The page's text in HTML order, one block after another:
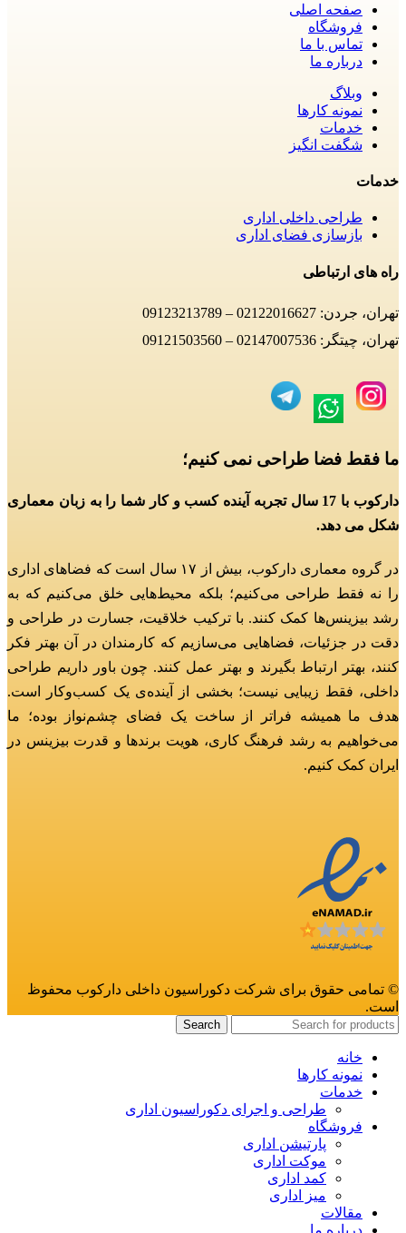
صفحه اصلی
فروشگاه
تماس با ما
درباره ما
وبلاگ
نمونه کارها
خدمات
شگفت انگیز
خدمات
طراحی داخلی اداری
بازسازی فضای اداری
راه های ارتباطی
تهران، جردن: 02122016627 – 09123213789
تهران، چیتگر: 02147007536 – 09121503560
ما فقط فضا طراحی نمی کنیم؛
دارکوب با 17 سال تجربه آینده کسب و کار شما را به زبان معماری
شکل می دهد.
در گروه معماری دارکوب، بیش از ۱۷ سال است که فضاهای اداری
را نه فقط طراحی می‌کنیم؛ بلکه محیط‌هایی خلق می‌کنیم که به
رشد بیزینس‌ها کمک کنند. با ترکیب خلاقیت، جسارت در طراحی و
دقت در جزئیات، فضاهایی می‌سازیم که کارمندان در آن بهتر فکر
کنند، بهتر ارتباط بگیرند و بهتر عمل کنند. چون باور داریم طراحی
داخلی، فقط زیبایی نیست؛ بخشی از آینده‌ی یک کسب‌وکار است.
هدف ما همیشه فراتر از ساخت یک فضای چشم‌نواز بوده؛ ما
می‌خواهیم به رشد فرهنگ کاری، هویت برندها و قدرت بیزینس در
ایران کمک کنیم.
© تمامی حقوق برای شرکت دکوراسیون داخلی دارکوب محفوظ
است.
Search
خانه
نمونه کارها
خدمات
طراحی و اجرای دکوراسیون اداری
فروشگاه
پارتیشن اداری
موکت اداری
کمد اداری
میز اداری
مقالات